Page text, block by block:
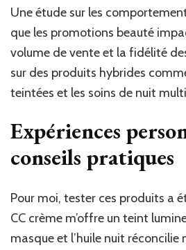
Une étude sur les
que les promotions beauté
volume de vente et la fidélité
sur des produits hybrides
teintées et les soins de nuit
Expériences
conseils pratiques
Pour moi, tester ces produits a
CC crème m’offre un teint
masque et l’huile nuit réconcilie